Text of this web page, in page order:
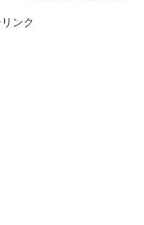
ンク